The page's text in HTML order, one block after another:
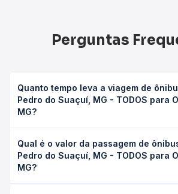
Perguntas
Quanto tempo leva a viagem de
Pedro do Suaçuí, MG - TODOS para
MG?
TODOS para Olhos-d'Água, MG leva em
podendo variar conforme a viação, o
(convencional, executivo ou leito) e as
Qual é o valor da passagem de
Pedro do Suaçuí, MG - TODOS para
MG?